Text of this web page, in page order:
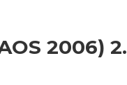
2006) 2.